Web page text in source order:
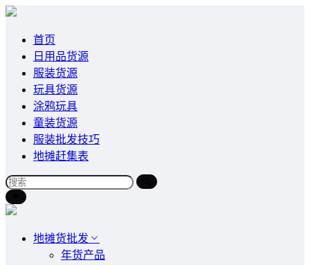
首页
日用品货源
服装货源
玩具货源
涂鸦玩具
童装货源
服装批发技巧
地摊赶集表
地摊货批发
年货产品